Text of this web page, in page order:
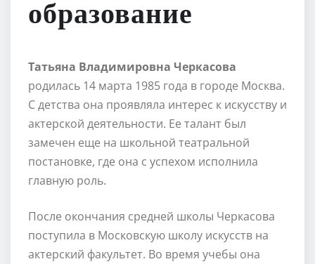
образование
Татьяна Владимировна Черкасова
родилась 14 марта 1985 года в городе Москва.
С детства она проявляла интерес к искусству и
актерской деятельности. Ее талант был
замечен еще на школьной театральной
постановке, где она с успехом исполнила
главную роль.
После окончания средней школы Черкасова
поступила в Московскую школу искусств на
актерский факультет. Во время учебы она